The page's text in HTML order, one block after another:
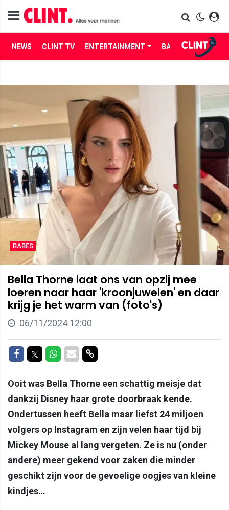
NEWS CLINT TV ENTERTAINMENT BABES LIFE
BABES
Bella Thorne laat ons van opzij mee
loeren naar haar 'kroonjuwelen' en daar
krijg je het warm van (foto's)
06/11/2024 12:00
Delen op Facebook
Delen op Twitter
Delen op Whatsapp
Delen via Mail
Delen via link
Ooit was Bella Thorne een schattig meisje dat
dankzij Disney haar grote doorbraak kende.
Ondertussen heeft Bella maar liefst 24 miljoen
volgers op Instagram en zijn velen haar tijd bij
Mickey Mouse al lang vergeten. Ze is nu (onder
andere) meer gekend voor zaken die minder
geschikt zijn voor de gevoelige oogjes van kleine
kindjes…